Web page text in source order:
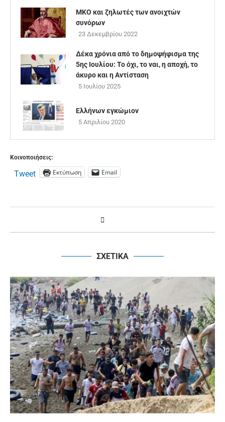
ΜΚΟ και ζηλωτές των ανοιχτών
συνόρων
23 Δεκεμβρίου 2022
Δέκα χρόνια από το δημοψήφισμα της
5ης Ιουλίου: Το όχι, το ναι, η αποχή, το
άκυρο και η Αντίσταση
5 Ιουλίου 2025
Ελλήνων εγκώμιον
5 Απριλίου 2020
Κοινοποιήσεις:
Tweet Εκτύπωση Email
ΣΧΕΤΙΚΑ